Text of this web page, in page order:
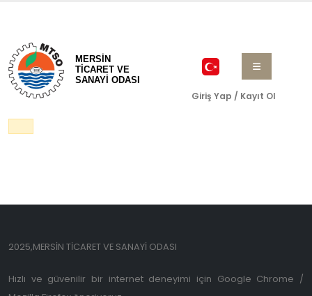
MERSİN
TİCARET VE
SANAYİ ODASI
Giriş Yap / Kayıt Ol
2025,MERSİN TİCARET VE SANAYİ ODASI
Hızlı ve güvenilir bir internet deneyimi için Google Chrome /